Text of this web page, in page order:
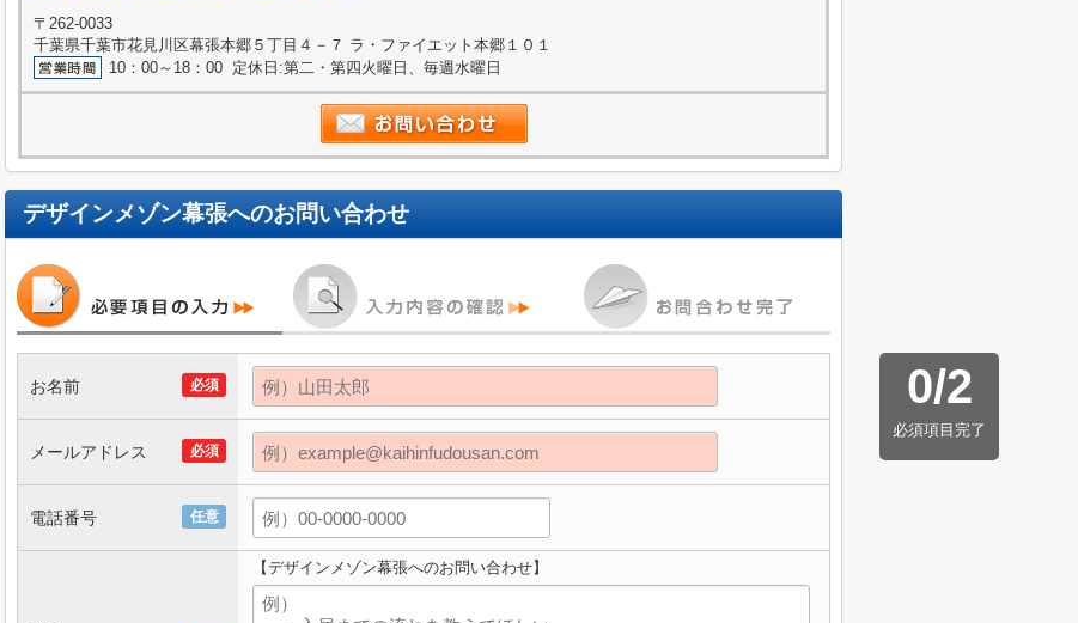
〒262-0033
千葉県千葉市花見川区幕張本郷５丁目４－７ ラ・ファイエット本郷１０１
10：00～18：00 定休日:第二・第四火曜日、毎週水曜日
デザインメゾン幕張へのお問い合わせ
0/2
必須項目完了
必須
お名前
必須
メールアドレス
任意
電話番号
【デザインメゾン幕張へのお問い合わせ】